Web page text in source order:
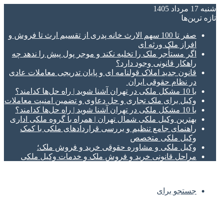
شنبه 17 مرداد 1405
تازه‌ ترین‌ها
صفر تا 100 سهم الارث خانه پدری از تقسیم ارث تا فروش و
افراز ملک ورثه ای
اگر مستأجر ملک را تخلیه نکند و موجر پول پیش را ندهد چه
راهکار قانونی وجود دارد؟
قانون جدید املاک قولنامه ای و پایان تدریجی معاملات عادی
در نظام حقوقی ایران
با 10 مشکل ملکی در تهران آشنا شوید | راه حل‌ها کدامند؟
وکیل برای ملک تجاری و حل دعاوی و تضمین امنیت معاملات
با 10 مشکل ملکی در تهران آشنا شوید | راه حل‌ها کدامند؟
بهترین وکیل ملکی شمال تهران | همراه با گروه ملکی اداری
راهنمای جامع تنظیم و بررسی قراردادهای ملکی با کمک
وکیل ملکی متخصص
وکیل ملکی و مشاوره حقوقی خرید و فروش ملک؛
مراحل قانونی خرید و فروش ملک و خدمات وکیل ملکی
جستجو برای